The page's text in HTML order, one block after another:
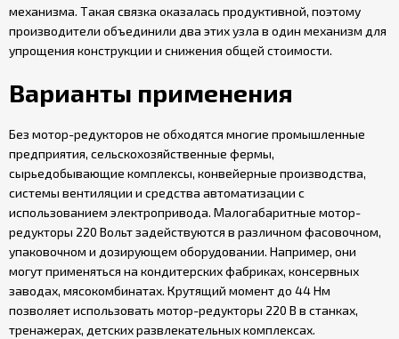
механизма. Такая связка оказалась продуктивной, поэтому
производители объединили два этих узла в один механизм для
упрощения конструкции и снижения общей стоимости.
Варианты применения
Без мотор-редукторов не обходятся многие промышленные
предприятия, сельскохозяйственные фермы,
сырьедобывающие комплексы, конвейерные производства,
системы вентиляции и средства автоматизации с
использованием электропривода. Малогабаритные мотор-
редукторы 220 Вольт задействуются в различном фасовочном,
упаковочном и дозирующем оборудовании. Например, они
могут применяться на кондитерских фабриках, консервных
заводах, мясокомбинатах. Крутящий момент до 44 Нм
позволяет использовать мотор-редукторы 220 В в станках,
тренажерах, детских развлекательных комплексах.